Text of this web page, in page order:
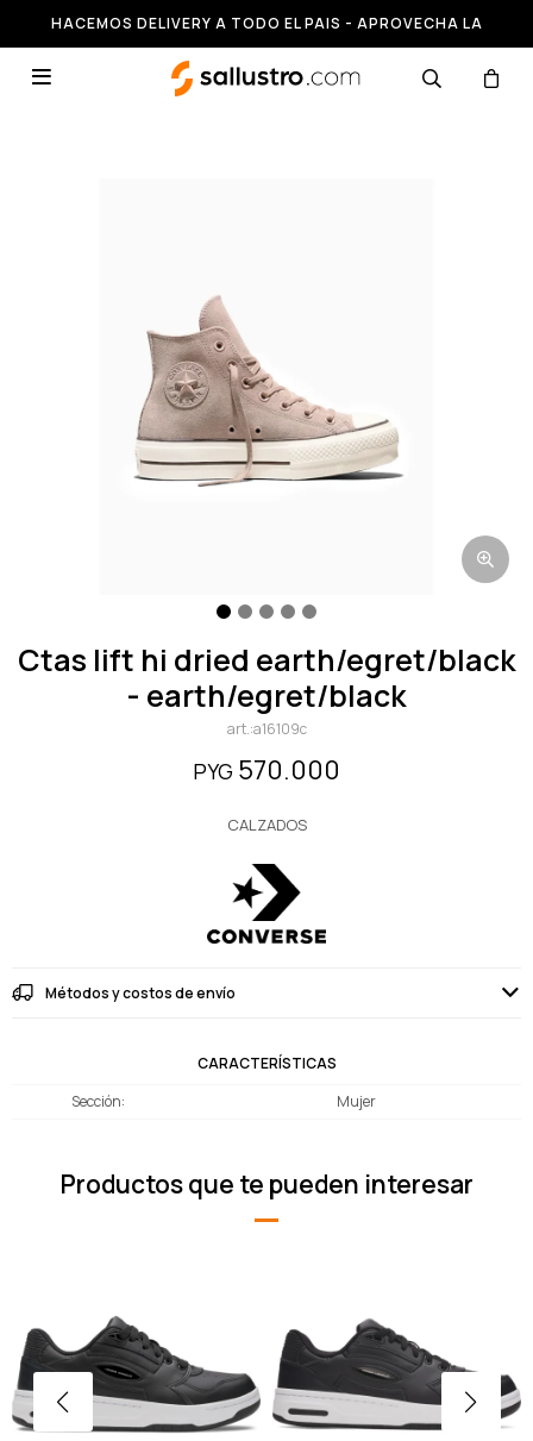
HACEMOS DELIVERY A TODO EL PAIS - APROVECHA LA
RUNNING HASTA 50% OFF

ctas lift hi dried earth/egret/black
- earth/egret/black
a16109c
PYG 570.000
CALZADOS
Métodos y costos de envío
CARACTERÍSTICAS
Sección
Mujer
Productos que te pueden interesar